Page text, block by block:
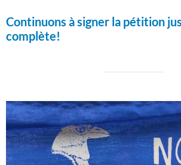
Continuons à signer la pétition
complète!